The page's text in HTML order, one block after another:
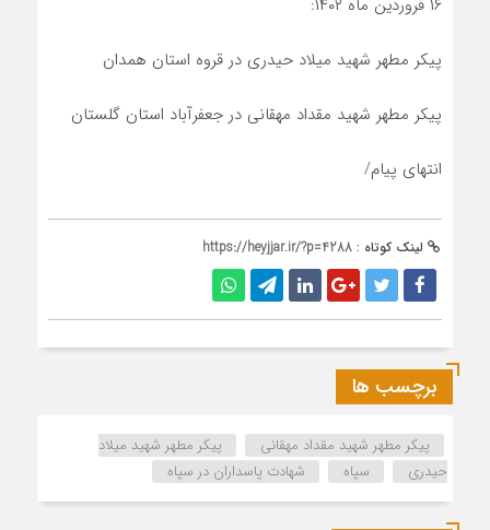
۱۶ فروردین ماه ۱۴۰۲:
پیکر مطهر شهید میلاد حیدری در قروه استان همدان
پیکر مطهر شهید مقداد مهقانی در جعفرآباد استان گلستان
انتهای پیام/
لینک کوتاه : https://heyjjar.ir/?p=4288
برچسب ها
پیکر مطهر شهید مقداد مهقانی
پیکر مطهر شهید میلاد
حیدری
سپاه شهادت پاسداران در سپاه